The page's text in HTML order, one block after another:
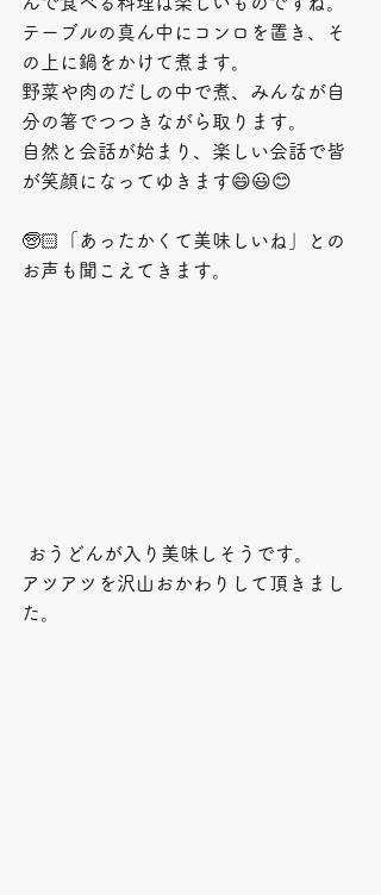
テーブルの真ん中にコンロを置き、そ
の上に鍋をかけて煮ます。
野菜や肉のだしの中で煮、みんなが自
分の箸でつつきながら取ります。
自然と会話が始まり、楽しい会話で皆
が笑顔になってゆきます😄😃😊
🧓🏻「あったかくて美味しいね」との
お声も聞こえてきます。
おうどんが入り美味しそうです。
アツアツを沢山おかわりして頂きまし
た。